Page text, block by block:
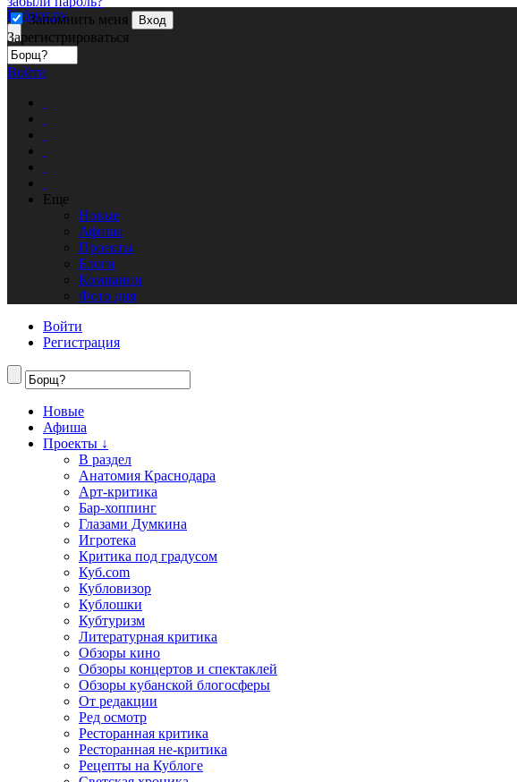
Запомнить меня
Вход
Зарегистрироваться
Кублог.ру
Войти
Еще
Новые
Афиша
Проекты
Блоги
Компании
Фото дня
Войти
Регистрация
Новые
Афиша
Проекты ↓
В раздел
Анатомия Краснодара
Арт-критика
Бар-хоппинг
Глазами Думкина
Игротека
Критика под градусом
Куб.com
Кубловизор
Кублошки
Кубтуризм
Литературная критика
Обзоры кино
Обзоры концертов и спектаклей
Обзоры кубанской блогосферы
От редакции
Ред осмотр
Ресторанная критика
Ресторанная не-критика
Рецепты на Кублоге